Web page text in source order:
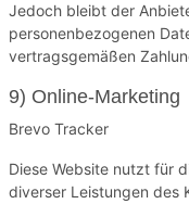
Jedoch bleibt der
personenbezogenen
vertragsgemäßen
9) Online-Marketing
Brevo Tracker
Diese Website nutzt für
diverser Leistungen des